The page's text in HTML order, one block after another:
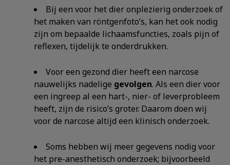
Bij een voor het dier onplezierig onderzoek of
het maken van röntgenfoto’s, kan het ook nodig
zijn om bepaalde lichaamsfuncties, zoals pijn of
reflexen, tijdelijk te onderdrukken.
Voor een gezond dier heeft een narcose
nauwelijks nadelige gevolgen. Als een dier voor
een ingreep al een hart-, nier- of leverprobleem
heeft, zijn de risico’s groter. Daarom doen wij
voor de narcose altijd een klinisch onderzoek.
Soms hebben wij meer gegevens nodig voor
het pre-anesthetisch onderzoek; bijvoorbeeld